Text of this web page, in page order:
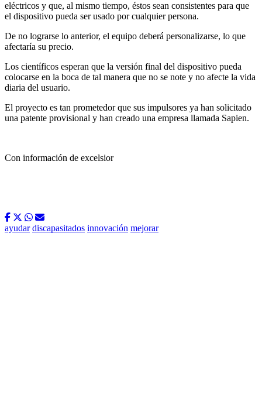
eléctricos y que, al mismo tiempo, éstos sean consistentes para que
el dispositivo pueda ser usado por cualquier persona.
De no lograrse lo anterior, el equipo deberá personalizarse, lo que
afectaría su precio.
Los científicos esperan que la versión final del dispositivo pueda
colocarse en la boca de tal manera que no se note y no afecte la vida
diaria del usuario.
El proyecto es tan prometedor que sus impulsores ya han solicitado
una patente provisional y han creado una empresa llamada Sapien.
Con información de excelsior
ayudar discapasitados innovación mejorar